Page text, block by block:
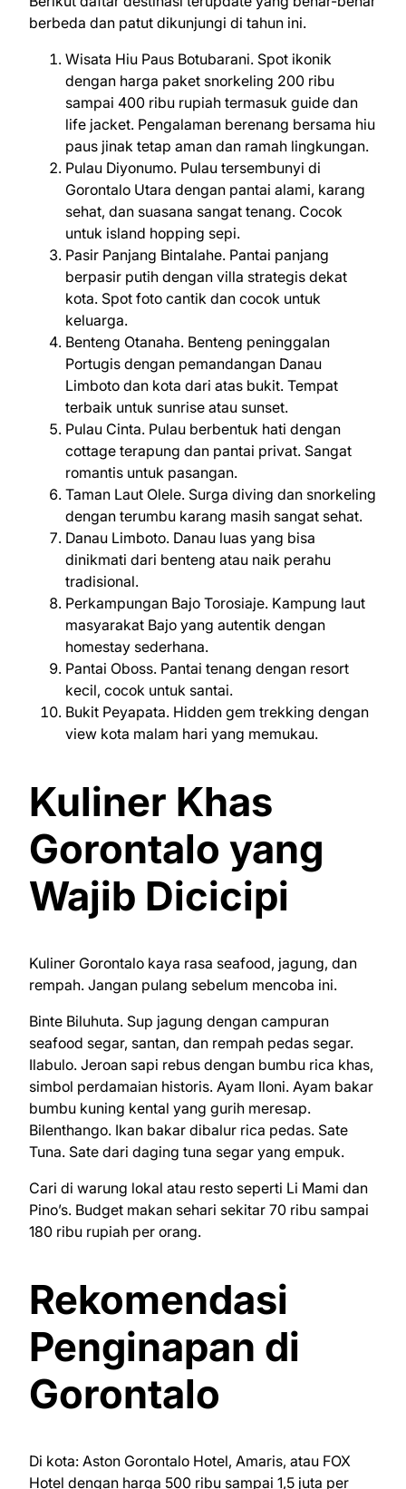
berbeda dan patut dikunjungi di tahun ini.
Wisata Hiu Paus Botubarani. Spot ikonik
dengan harga paket snorkeling 200 ribu
sampai 400 ribu rupiah termasuk guide dan
life jacket. Pengalaman berenang bersama hiu
paus jinak tetap aman dan ramah lingkungan.
Pulau Diyonumo. Pulau tersembunyi di
Gorontalo Utara dengan pantai alami, karang
sehat, dan suasana sangat tenang. Cocok
untuk island hopping sepi.
Pasir Panjang Bintalahe. Pantai panjang
berpasir putih dengan villa strategis dekat
kota. Spot foto cantik dan cocok untuk
keluarga.
Benteng Otanaha. Benteng peninggalan
Portugis dengan pemandangan Danau
Limboto dan kota dari atas bukit. Tempat
terbaik untuk sunrise atau sunset.
Pulau Cinta. Pulau berbentuk hati dengan
cottage terapung dan pantai privat. Sangat
romantis untuk pasangan.
Taman Laut Olele. Surga diving dan snorkeling
dengan terumbu karang masih sangat sehat.
Danau Limboto. Danau luas yang bisa
dinikmati dari benteng atau naik perahu
tradisional.
Perkampungan Bajo Torosiaje. Kampung laut
masyarakat Bajo yang autentik dengan
homestay sederhana.
Pantai Oboss. Pantai tenang dengan resort
kecil, cocok untuk santai.
Bukit Peyapata. Hidden gem trekking dengan
view kota malam hari yang memukau.
Kuliner Khas
Gorontalo yang
Wajib Dicicipi
Kuliner Gorontalo kaya rasa seafood, jagung, dan
rempah. Jangan pulang sebelum mencoba ini.
Binte Biluhuta. Sup jagung dengan campuran
seafood segar, santan, dan rempah pedas segar.
Ilabulo. Jeroan sapi rebus dengan bumbu rica khas,
simbol perdamaian historis. Ayam Iloni. Ayam bakar
bumbu kuning kental yang gurih meresap.
Bilenthango. Ikan bakar dibalur rica pedas. Sate
Tuna. Sate dari daging tuna segar yang empuk.
Cari di warung lokal atau resto seperti Li Mami dan
Pino’s. Budget makan sehari sekitar 70 ribu sampai
180 ribu rupiah per orang.
Rekomendasi
Penginapan di
Gorontalo
Di kota: Aston Gorontalo Hotel, Amaris, atau FOX
Hotel dengan harga 500 ribu sampai 1,5 juta per